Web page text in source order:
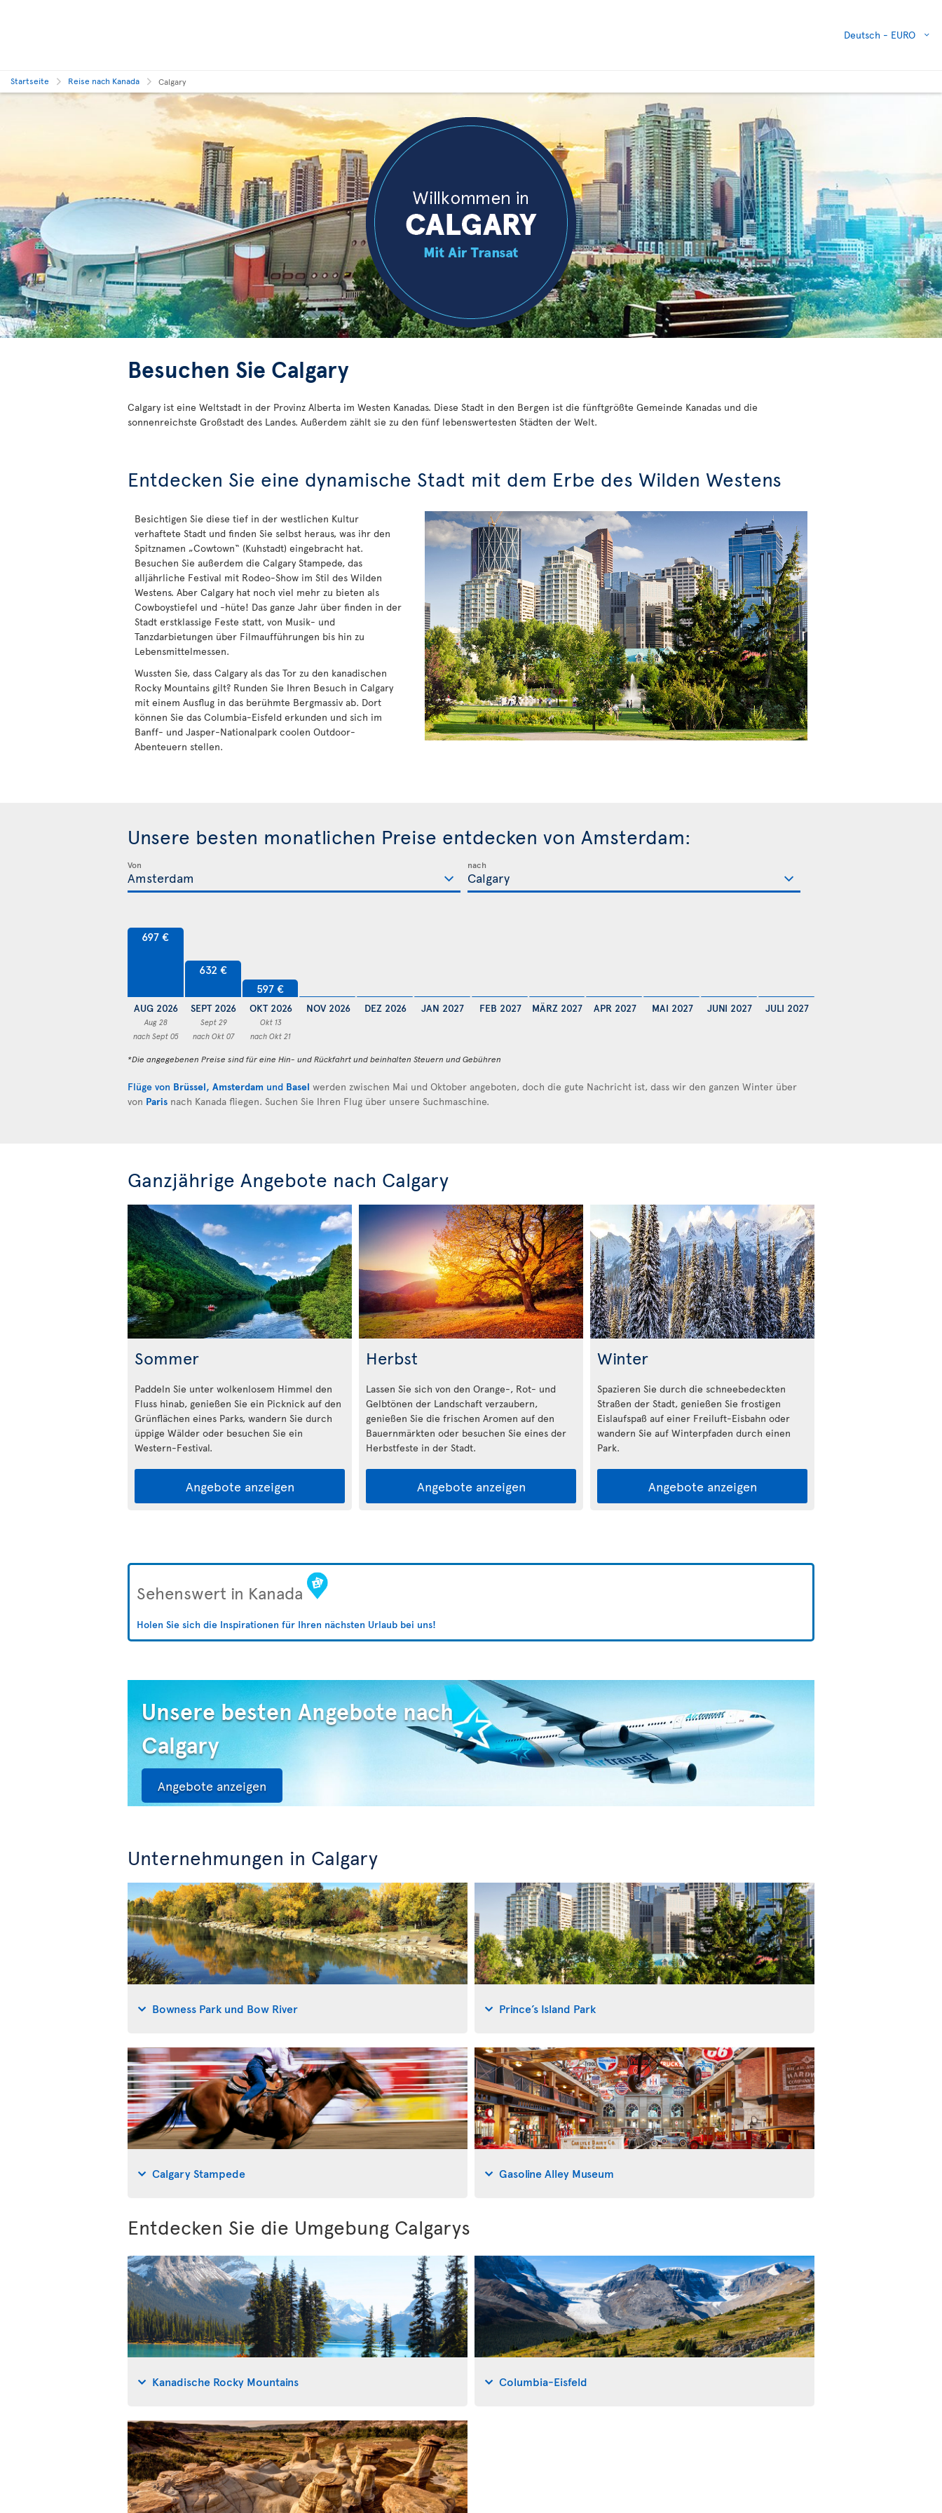
Deutsch - EURO
Startseite Reise nach Kanada Calgary
Besuchen Sie Calgary
Calgary ist eine Weltstadt in der Provinz Alberta im Westen Kanadas. Diese Stadt in den Bergen ist die fünftgrößte Gemeinde Kanadas und die
sonnenreichste Großstadt des Landes. Außerdem zählt sie zu den fünf lebenswertesten Städten der Welt.
Entdecken Sie eine dynamische Stadt mit dem Erbe des Wilden Westens
Besichtigen Sie diese tief in der westlichen Kultur
verhaftete Stadt und finden Sie selbst heraus, was ihr den
Spitznamen „Cowtown“ (Kuhstadt) eingebracht hat.
Besuchen Sie außerdem die Calgary Stampede, das
alljährliche Festival mit Rodeo-Show im Stil des Wilden
Westens. Aber Calgary hat noch viel mehr zu bieten als
Cowboystiefel und -hüte! Das ganze Jahr über finden in der
Stadt erstklassige Feste statt, von Musik- und
Tanzdarbietungen über Filmaufführungen bis hin zu
Lebensmittelmessen.
Wussten Sie, dass Calgary als das Tor zu den kanadischen
Rocky Mountains gilt? Runden Sie Ihren Besuch in Calgary
mit einem Ausflug in das berühmte Bergmassiv ab. Dort
können Sie das Columbia-Eisfeld erkunden und sich im
Banff- und Jasper-Nationalpark coolen Outdoor-
Abenteuern stellen.
Unsere besten monatlichen Preise entdecken von Amsterdam:
Von nach
697 €
AUG 2026
Aug 28
nach Sept 05
632 €
SEPT 2026
Sept 29
nach Okt 07
597 €
OKT 2026
Okt 13
nach Okt 21
NOV 2026 DEZ 2026 JAN 2027 FEB 2027 MÄRZ 2027 APR 2027 MAI 2027 JUNI 2027 JULI 2027
*Die angegebenen Preise sind für eine Hin- und Rückfahrt und beinhalten Steuern und Gebühren
Flüge von Brüssel, Amsterdam und Basel werden zwischen Mai und Oktober angeboten, doch die gute Nachricht ist, dass wir den ganzen Winter über
von Paris nach Kanada fliegen. Suchen Sie Ihren Flug über unsere Suchmaschine.
Ganzjährige Angebote nach Calgary
Sommer
Paddeln Sie unter wolkenlosem Himmel den
Fluss hinab, genießen Sie ein Picknick auf den
Grünflächen eines Parks, wandern Sie durch
üppige Wälder oder besuchen Sie ein
Western-Festival.
Angebote anzeigen
Herbst
Lassen Sie sich von den Orange-, Rot- und
Gelbtönen der Landschaft verzaubern,
genießen Sie die frischen Aromen auf den
Bauernmärkten oder besuchen Sie eines der
Herbstfeste in der Stadt.
Angebote anzeigen
Winter
Spazieren Sie durch die schneebedeckten
Straßen der Stadt, genießen Sie frostigen
Eislaufspaß auf einer Freiluft-Eisbahn oder
wandern Sie auf Winterpfaden durch einen
Park.
Angebote anzeigen
Sehenswert in Kanada
Holen Sie sich die Inspirationen für Ihren nächsten Urlaub bei uns!
Unsere besten Angebote nach
Calgary
Angebote anzeigen
Unternehmungen in Calgary
Bowness Park und Bow River Prince’s Island Park
Calgary Stampede Gasoline Alley Museum
Entdecken Sie die Umgebung Calgarys
Kanadische Rocky Mountains Columbia-Eisfeld